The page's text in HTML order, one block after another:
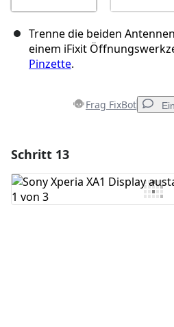
Trenne die beiden
einem iFixit
Pinzette.
Frag FixBot
Kommentar hinzufügen
Schritt 13